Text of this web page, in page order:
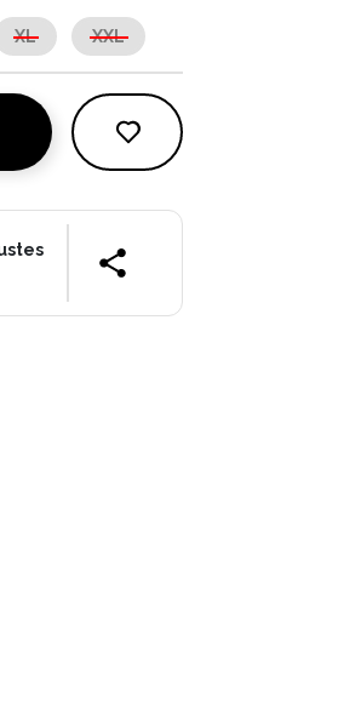
XL XXL